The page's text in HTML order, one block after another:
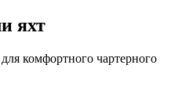
яхт
комфортного чартерного